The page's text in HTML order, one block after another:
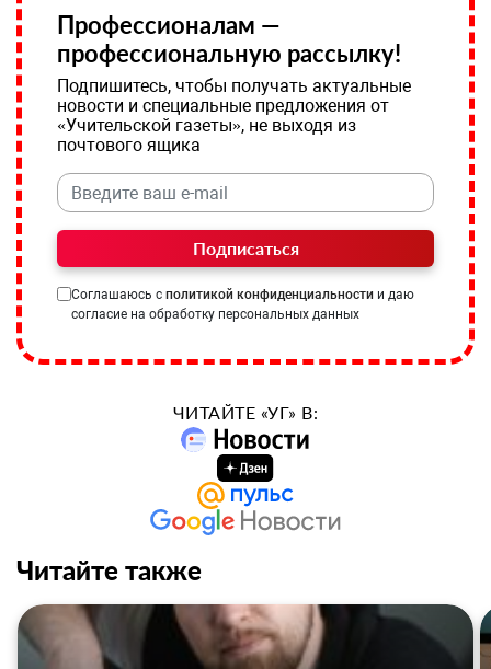
Профессионалам —
профессиональную рассылку!
Подпишитесь, чтобы получать актуальные
новости и специальные предложения от
«Учительской газеты», не выходя из
почтового ящика
Подписаться
Соглашаюсь с политикой конфиденциальности и даю
согласие на обработку персональных данных
ЧИТАЙТЕ «УГ» В:
Читайте также